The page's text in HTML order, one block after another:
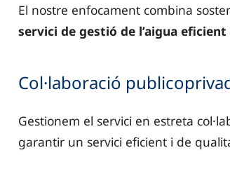
Astúries: Aguas de Avilés.
Catalunya: presència extensiva
Comunitat Valenciana: Aguas
El nostre enfocament combina
servici de gestió de l’aigua
Col·laboració
Gestionem el servici en estreta
garantir un servici eficient i de